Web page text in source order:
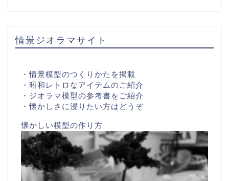
情景ジオラマサイト
・情景模型のつくりかたを掲載
・昭和レトロなアイテムのご紹介
・ジオラマ模型の参考書をご紹介
・懐かしさに浸りたい方はどうぞ
懐かしい模型の作り方